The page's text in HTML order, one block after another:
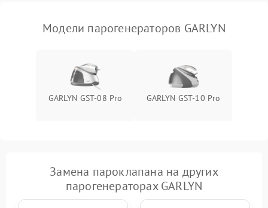
Модели парогенераторов GARLYN
GARLYN GST-08 Pro GARLYN GST-10 Pro
Замена пароклапана на других
парогенераторах GARLYN